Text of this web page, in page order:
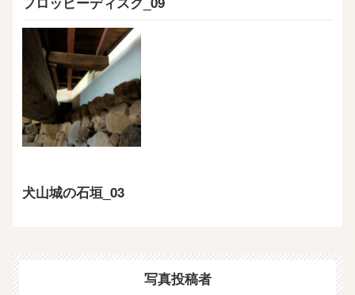
犬山城の石垣_03
写真投稿者